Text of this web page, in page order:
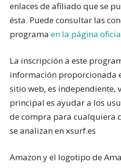
enlaces de afiliado que se
ésta. Puede consultar las
programa en la página
La inscripción a este
información proporcionada
sitio web, es independiente,
principal es ayudar a los
de compra para cualquiera
se analizan en xsurf.es
Amazon y el logotipo de